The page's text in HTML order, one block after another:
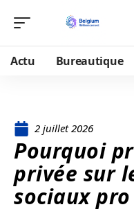
Actu Bureautique
2 juillet 2026
Pourquoi
privée sur
sociaux pro